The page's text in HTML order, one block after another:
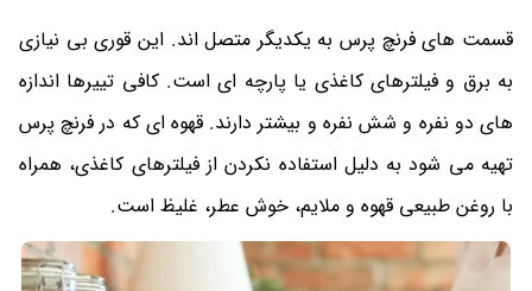
قسمت های فرنچ پرس به یکدیگر متصل اند. این قوری بی نیازی
به برق و فیلترهای کاغذی یا پارچه ای است. کافی تییرها اندازه
های دو نفره و شش نفره و بیشتر دارند. قهوه ای که در فرنچ پرس
تهیه می شود به دلیل استفاده نکردن از فیلترهای کاغذی، همراه
با روغن طبیعی قهوه و ملایم، خوش عطر، غلیظ است.